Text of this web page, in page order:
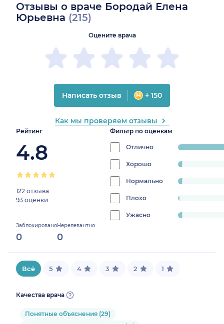
Отзывы о враче Бородай Елена
Юрьевна (215)
Рейтинг
4.8
122 отзыва
93 оценки
Заблокировано
0
Нерелевантно
0
Фильтр по оценкам
Отлично
progress:
Хорошо
2.7906976744186047%
Нормально
2.7906976744186047%
Плохо
progress:
0.9302325581395349%
Ужасно
2.7906976744186047%
Оцените врача
Написать отзыв + 150
Как мы проверяем отзывы
Всё 5 4 3 2 1
Качества врача
Понятные объяснения (29)